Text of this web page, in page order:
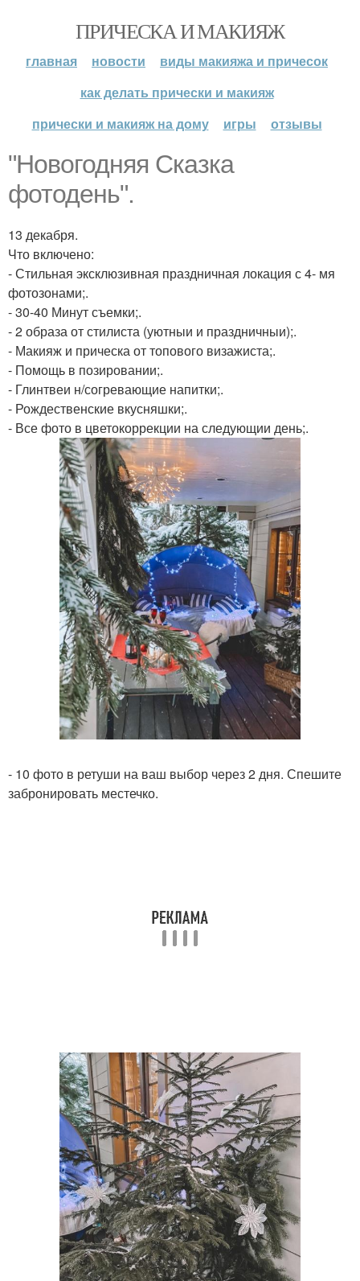
ПРИЧЕСКА И МАКИЯЖ
главная новости
виды макияжа и причесок
как делать прически и макияж
прически и макияж на дому
игры отзывы
"Новогодняя Сказка
фотодень".
13 декабря.
Что включено:
- Стильная эксклюзивная праздничная локация с 4- мя
фотозонами;.
- 30-40 Минут съемки;.
- 2 образа от стилиста (уютныи и праздничныи);.
- Макияж и прическа от топового визажиста;.
- Помощь в позировании;.
- Глинтвеи н/согревающие напитки;.
- Рождественские вкусняшки;.
- Все фото в цветокоррекции на следующии день;.
- 10 фото в ретуши на ваш выбор через 2 дня. Спешите
забронировать местечко.